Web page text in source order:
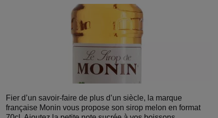
Fier d’un savoir-faire de plus d’un siècle, la marque
française Monin vous propose son sirop melon en format